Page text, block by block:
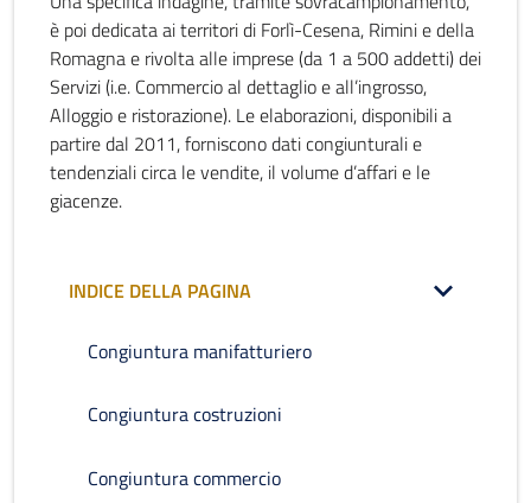
è poi dedicata ai territori di Forlì-Cesena, Rimini e della
Romagna e rivolta alle imprese (da 1 a 500 addetti) dei
Servizi (i.e. Commercio al dettaglio e all’ingrosso,
Alloggio e ristorazione). Le elaborazioni, disponibili a
partire dal 2011, forniscono dati congiunturali e
tendenziali circa le vendite, il volume d’affari e le
giacenze.
INDICE DELLA PAGINA
Congiuntura manifatturiero
Congiuntura costruzioni
Congiuntura commercio